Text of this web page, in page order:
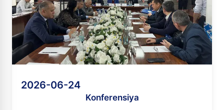
2026-06-24
Konferensiya